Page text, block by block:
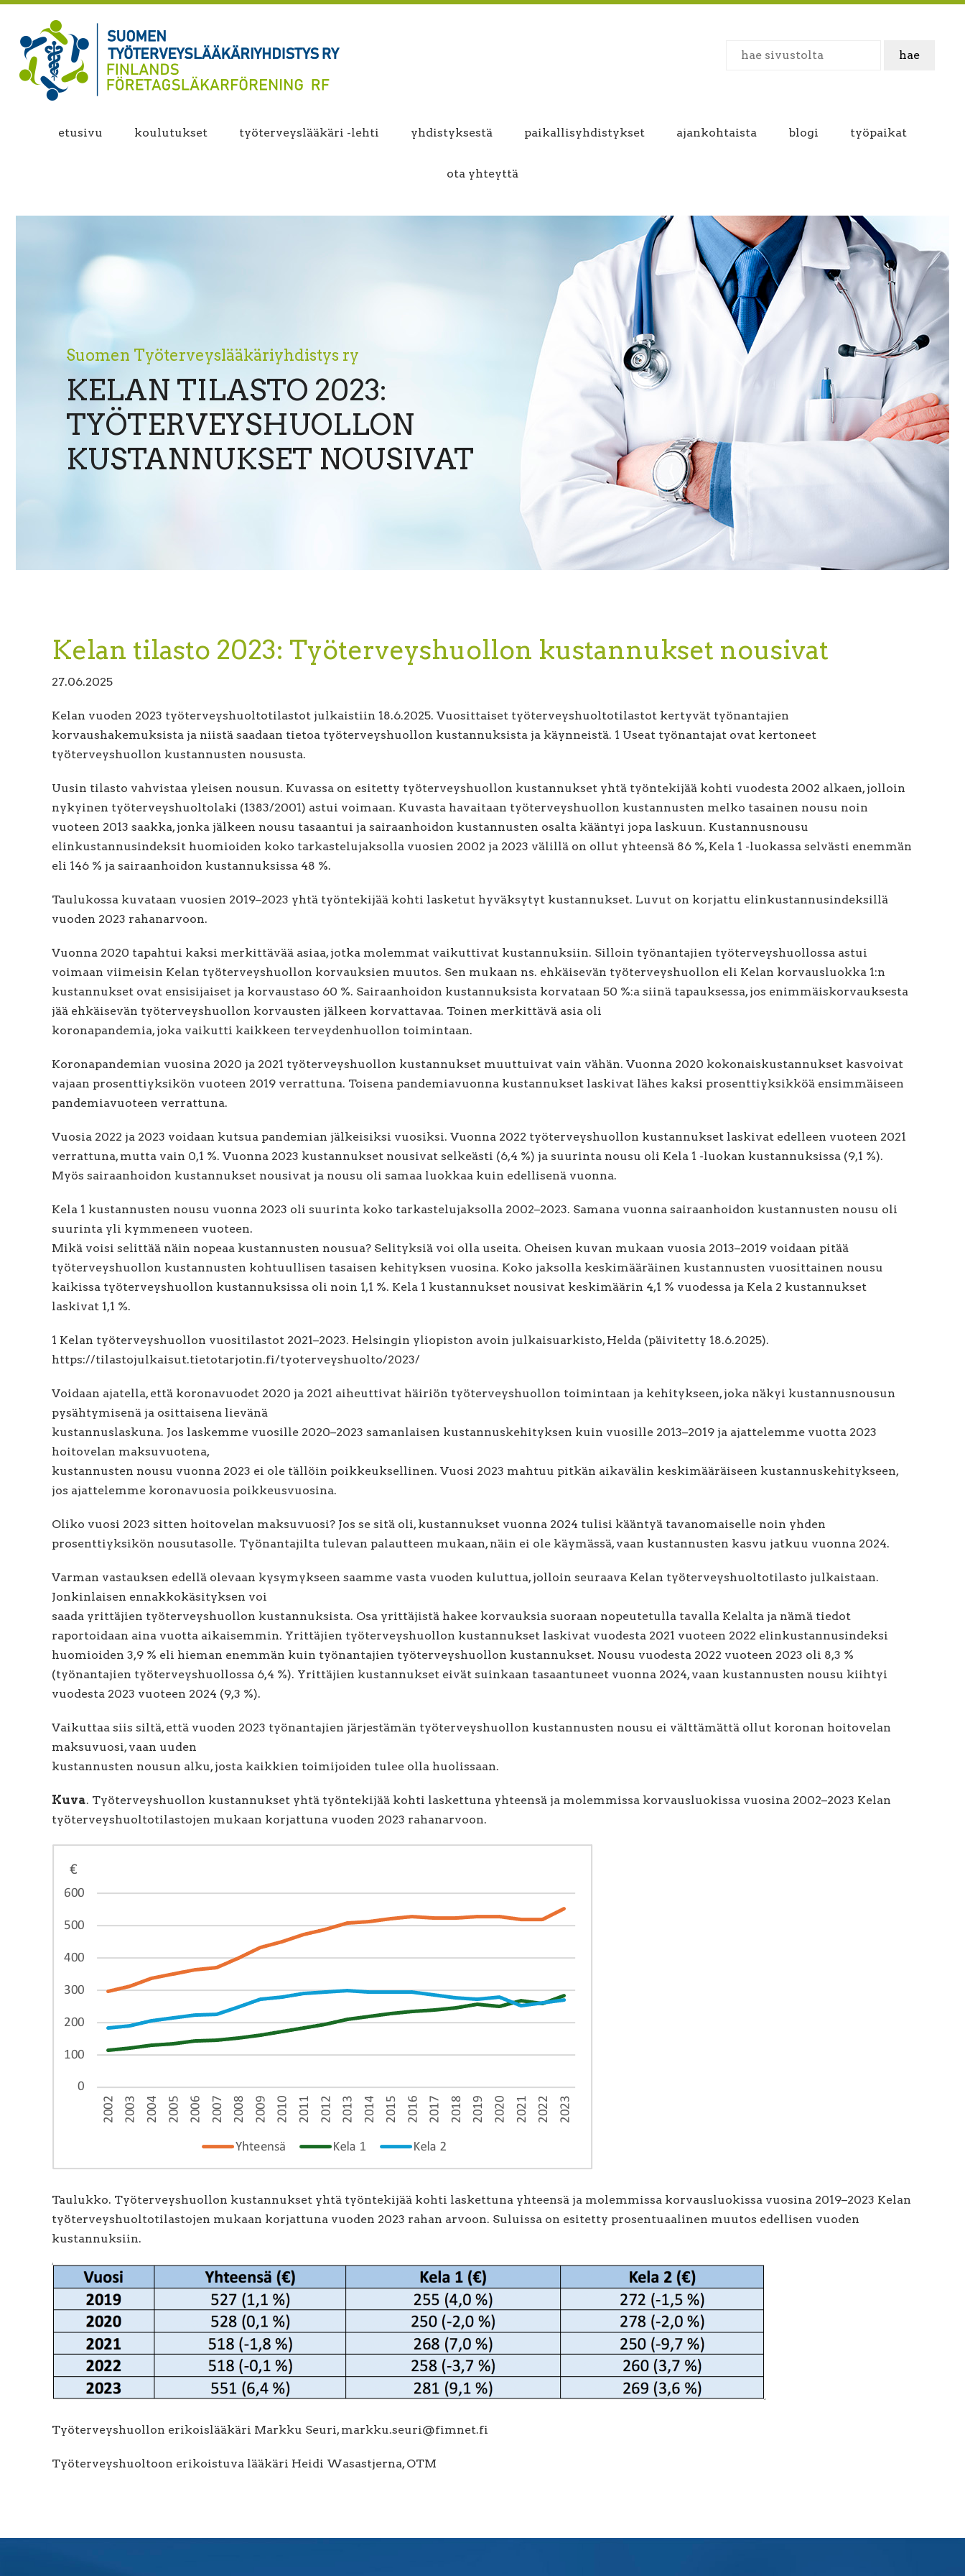
etusivu koulutukset työterveyslääkäri -lehti yhdistyksestä paikallisyhdistykset ajankohtaista blogi työpaikat
ota yhteyttä
Suomen Työterveyslääkäriyhdistys ry
KELAN TILASTO 2023:
TYÖTERVEYSHUOLLON
KUSTANNUKSET NOUSIVAT
Kelan tilasto 2023: Työterveyshuollon kustannukset nousivat
27.06.2025
Kelan vuoden 2023 työterveyshuoltotilastot julkaistiin 18.6.2025. Vuosittaiset työterveyshuoltotilastot kertyvät työnantajien
korvaushakemuksista ja niistä saadaan tietoa työterveyshuollon kustannuksista ja käynneistä. 1 Useat työnantajat ovat kertoneet
työterveyshuollon kustannusten noususta.
Uusin tilasto vahvistaa yleisen nousun. Kuvassa on esitetty työterveyshuollon kustannukset yhtä työntekijää kohti vuodesta 2002 alkaen, jolloin
nykyinen työterveyshuoltolaki (1383/2001) astui voimaan. Kuvasta havaitaan työterveyshuollon kustannusten melko tasainen nousu noin
vuoteen 2013 saakka, jonka jälkeen nousu tasaantui ja sairaanhoidon kustannusten osalta kääntyi jopa laskuun. Kustannusnousu
elinkustannusindeksit huomioiden koko tarkastelujaksolla vuosien 2002 ja 2023 välillä on ollut yhteensä 86 %, Kela 1 -luokassa selvästi enemmän
eli 146 % ja sairaanhoidon kustannuksissa 48 %.
Taulukossa kuvataan vuosien 2019–2023 yhtä työntekijää kohti lasketut hyväksytyt kustannukset. Luvut on korjattu elinkustannusindeksillä
vuoden 2023 rahanarvoon.
Vuonna 2020 tapahtui kaksi merkittävää asiaa, jotka molemmat vaikuttivat kustannuksiin. Silloin työnantajien työterveyshuollossa astui
voimaan viimeisin Kelan työterveyshuollon korvauksien muutos. Sen mukaan ns. ehkäisevän työterveyshuollon eli Kelan korvausluokka 1:n
kustannukset ovat ensisijaiset ja korvaustaso 60 %. Sairaanhoidon kustannuksista korvataan 50 %:a siinä tapauksessa, jos enimmäiskorvauksesta
jää ehkäisevän työterveyshuollon korvausten jälkeen korvattavaa. Toinen merkittävä asia oli
koronapandemia, joka vaikutti kaikkeen terveydenhuollon toimintaan.
Koronapandemian vuosina 2020 ja 2021 työterveyshuollon kustannukset muuttuivat vain vähän. Vuonna 2020 kokonaiskustannukset kasvoivat
vajaan prosenttiyksikön vuoteen 2019 verrattuna. Toisena pandemiavuonna kustannukset laskivat lähes kaksi prosenttiyksikköä ensimmäiseen
pandemiavuoteen verrattuna.
Vuosia 2022 ja 2023 voidaan kutsua pandemian jälkeisiksi vuosiksi. Vuonna 2022 työterveyshuollon kustannukset laskivat edelleen vuoteen 2021
verrattuna, mutta vain 0,1 %. Vuonna 2023 kustannukset nousivat selkeästi (6,4 %) ja suurinta nousu oli Kela 1 -luokan kustannuksissa (9,1 %).
Myös sairaanhoidon kustannukset nousivat ja nousu oli samaa luokkaa kuin edellisenä vuonna.
Kela 1 kustannusten nousu vuonna 2023 oli suurinta koko tarkastelujaksolla 2002–2023. Samana vuonna sairaanhoidon kustannusten nousu oli
suurinta yli kymmeneen vuoteen.
Mikä voisi selittää näin nopeaa kustannusten nousua? Selityksiä voi olla useita. Oheisen kuvan mukaan vuosia 2013–2019 voidaan pitää
työterveyshuollon kustannusten kohtuullisen tasaisen kehityksen vuosina. Koko jaksolla keskimääräinen kustannusten vuosittainen nousu
kaikissa työterveyshuollon kustannuksissa oli noin 1,1 %. Kela 1 kustannukset nousivat keskimäärin 4,1 % vuodessa ja Kela 2 kustannukset
laskivat 1,1 %.
1 Kelan työterveyshuollon vuositilastot 2021–2023. Helsingin yliopiston avoin julkaisuarkisto, Helda (päivitetty 18.6.2025).
https://tilastojulkaisut.tietotarjotin.fi/tyoterveyshuolto/2023/
Voidaan ajatella, että koronavuodet 2020 ja 2021 aiheuttivat häiriön työterveyshuollon toimintaan ja kehitykseen, joka näkyi kustannusnousun
pysähtymisenä ja osittaisena lievänä
kustannuslaskuna. Jos laskemme vuosille 2020–2023 samanlaisen kustannuskehityksen kuin vuosille 2013–2019 ja ajattelemme vuotta 2023
hoitovelan maksuvuotena,
kustannusten nousu vuonna 2023 ei ole tällöin poikkeuksellinen. Vuosi 2023 mahtuu pitkän aikavälin keskimääräiseen kustannuskehitykseen,
jos ajattelemme koronavuosia poikkeusvuosina.
Oliko vuosi 2023 sitten hoitovelan maksuvuosi? Jos se sitä oli, kustannukset vuonna 2024 tulisi kääntyä tavanomaiselle noin yhden
prosenttiyksikön nousutasolle. Työnantajilta tulevan palautteen mukaan, näin ei ole käymässä, vaan kustannusten kasvu jatkuu vuonna 2024.
Varman vastauksen edellä olevaan kysymykseen saamme vasta vuoden kuluttua, jolloin seuraava Kelan työterveyshuoltotilasto julkaistaan.
Jonkinlaisen ennakkokäsityksen voi
saada yrittäjien työterveyshuollon kustannuksista. Osa yrittäjistä hakee korvauksia suoraan nopeutetulla tavalla Kelalta ja nämä tiedot
raportoidaan aina vuotta aikaisemmin. Yrittäjien työterveyshuollon kustannukset laskivat vuodesta 2021 vuoteen 2022 elinkustannusindeksi
huomioiden 3,9 % eli hieman enemmän kuin työnantajien työterveyshuollon kustannukset. Nousu vuodesta 2022 vuoteen 2023 oli 8,3 %
(työnantajien työterveyshuollossa 6,4 %). Yrittäjien kustannukset eivät suinkaan tasaantuneet vuonna 2024, vaan kustannusten nousu kiihtyi
vuodesta 2023 vuoteen 2024 (9,3 %).
Vaikuttaa siis siltä, että vuoden 2023 työnantajien järjestämän työterveyshuollon kustannusten nousu ei välttämättä ollut koronan hoitovelan
maksuvuosi, vaan uuden
kustannusten nousun alku, josta kaikkien toimijoiden tulee olla huolissaan.
Kuva. Työterveyshuollon kustannukset yhtä työntekijää kohti laskettuna yhteensä ja molemmissa korvausluokissa vuosina 2002–2023 Kelan
työterveyshuoltotilastojen mukaan korjattuna vuoden 2023 rahanarvoon.
Taulukko. Työterveyshuollon kustannukset yhtä työntekijää kohti laskettuna yhteensä ja molemmissa korvausluokissa vuosina 2019–2023 Kelan
työterveyshuoltotilastojen mukaan korjattuna vuoden 2023 rahan arvoon. Suluissa on esitetty prosentuaalinen muutos edellisen vuoden
kustannuksiin.
Työterveyshuollon erikoislääkäri Markku Seuri, markku.seuri@fimnet.fi
Työterveyshuoltoon erikoistuva lääkäri Heidi Wasastjerna, OTM